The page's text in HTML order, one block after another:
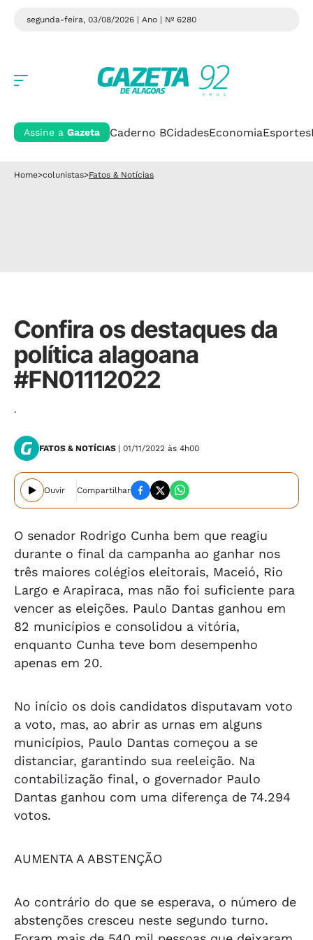
segunda-feira, 03/08/2026 | Ano | Nº 6280
Assine a Gazeta Caderno BCidadesEconomiaEsportes
Home>colunistas>Fatos & Notícias
Confira os destaques da
política alagoana
#FN01112022
.
FATOS & NOTÍCIAS | 01/11/2022 às 4h00
Ouvir Compartilhar
O senador Rodrigo Cunha bem que reagiu
durante o final da campanha ao ganhar nos
três maiores colégios eleitorais, Maceió, Rio
Largo e Arapiraca, mas não foi suficiente para
vencer as eleições. Paulo Dantas ganhou em
82 municípios e consolidou a vitória,
enquanto Cunha teve bom desempenho
apenas em 20.
No início os dois candidatos disputavam voto
a voto, mas, ao abrir as urnas em alguns
municípios, Paulo Dantas começou a se
distanciar, garantindo sua reeleição. Na
contabilização final, o governador Paulo
Dantas ganhou com uma diferença de 74.294
votos.
AUMENTA A ABSTENÇÃO
Ao contrário do que se esperava, o número de
abstenções cresceu neste segundo turno.